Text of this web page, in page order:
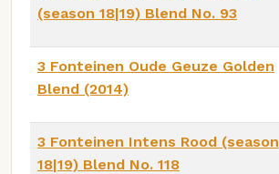
(season 18|19) Blend No. 93
3 Fonteinen Oude Geuze Golden
Blend (2014)
3 Fonteinen Intens Rood (season
18|19) Blend No. 118